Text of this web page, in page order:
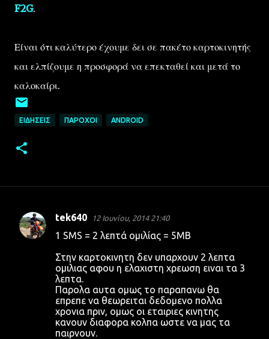
F2G.
Είναι ότι καλύτερο έχουμε δει σε πακέτο καρτοκινητής
και ελπίζουμε η προσφορά να επεκταθεί και μετά το
καλοκαίρι.
ΕΙΔΉΣΕΙΣ ΠΆΡΟΧΟΙ ANDROID
Σ
tek640 12 Ιουνίου, 2014 21:40
1 SMS = 2 λεπτά ομιλίας = 5MB
Στην καρτοκινητη δεν υπαρχουν 2 λεπτα
ομιλιας αφου η ελαχιστη χρεωση ειναι τα 3
λεπτα.
Παρολα αυτα ομως το παραπανω θα
επρεπε να θεωρειται δεδομενο πολλα
χρονια πριν, ομως οι εταιριες κινητης
κανουν διαφορα κολπα ωστε να μας τα
παιρνουν.